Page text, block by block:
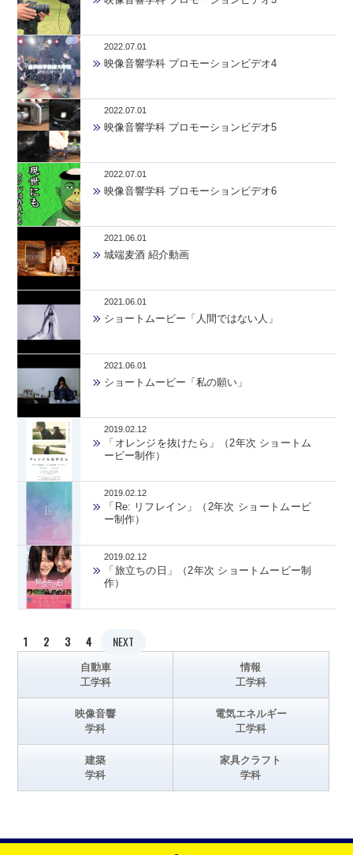
2022.07.01
映像音響学科 プロモーションビデオ4
2022.07.01
映像音響学科 プロモーションビデオ5
2022.07.01
映像音響学科 プロモーションビデオ6
2021.06.01
城端麦酒 紹介動画
2021.06.01
ショートムービー「人間ではない人」
2021.06.01
ショートムービー「私の願い」
2019.02.12
「オレンジを抜けたら」（2年次 ショートム
ービー制作）
2019.02.12
「Re: リフレイン」（2年次 ショートムービ
ー制作）
2019.02.12
「旅立ちの日」（2年次 ショートムービー制
作）
1 2 3 4 NEXT
自動車
工学科
情報
工学科
映像音響
学科
電気エネルギー
工学科
建築
学科
家具クラフト
学科